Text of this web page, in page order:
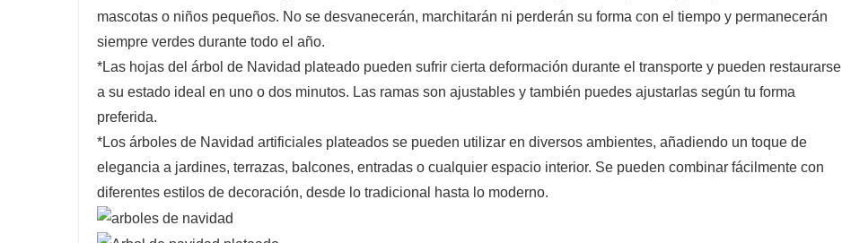
mascotas o niños pequeños. No se desvanecerán, marchitarán ni perderán su forma con el tiempo y permanecerán
siempre verdes durante todo el año.
*Las hojas del árbol de Navidad plateado pueden sufrir cierta deformación durante el transporte y pueden restaurarse
a su estado ideal en uno o dos minutos. Las ramas son ajustables y también puedes ajustarlas según tu forma
preferida.
*Los árboles de Navidad artificiales plateados se pueden utilizar en diversos ambientes, añadiendo un toque de
elegancia a jardines, terrazas, balcones, entradas o cualquier espacio interior. Se pueden combinar fácilmente con
diferentes estilos de decoración, desde lo tradicional hasta lo moderno.